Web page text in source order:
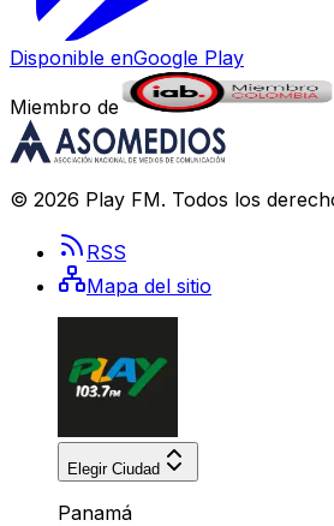
Disponible enGoogle Play
Miembro de
© 2026 Play FM. Todos los
RSS
Mapa del sitio
Elegir Ciudad
Panamá